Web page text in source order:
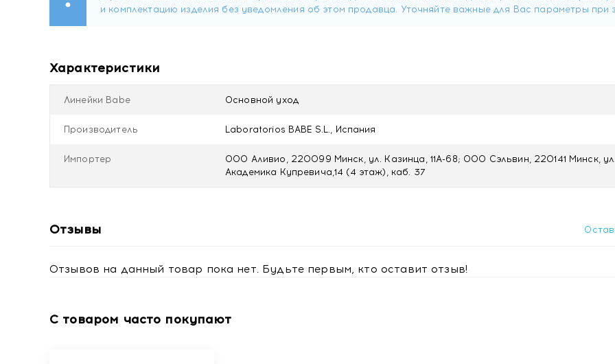
Характеристики
Линейки Babe Основной уход
Производитель Laboratorios BABE S.L., Испания
Импортер
ООО Аливио, 220099 Минск, ул. Казинца, 11А-68; ООО Сэльвин, 220141 Минск, ул.
Академика Купревича,14 (4 этаж), каб. 37
Отзывы
Отзывов на данный товар пока нет. Будьте первым, кто оставит отзыв!
С товаром часто покупают